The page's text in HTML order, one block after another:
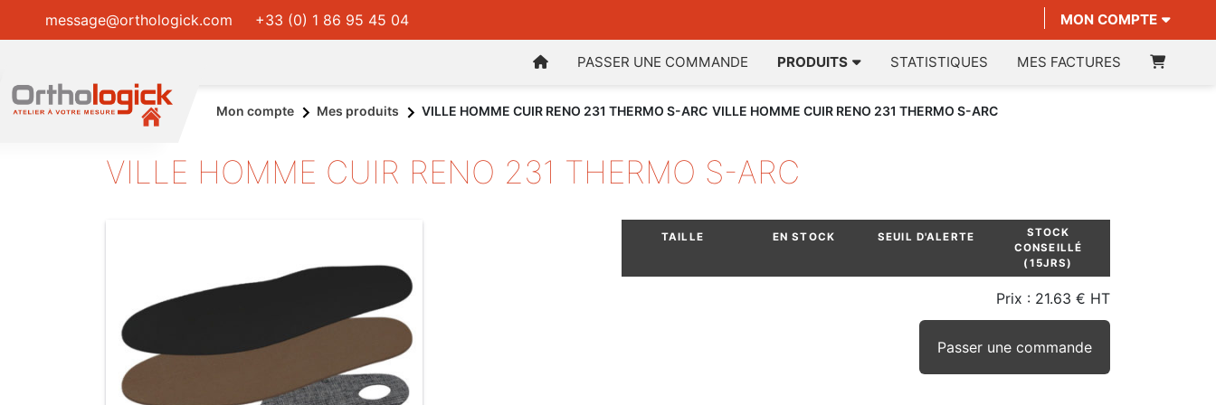
message@orthologick.com +33 (0) 1 86 95 45 04 MON COMPTE
PASSER UNE COMMANDE PRODUITS STATISTIQUES MES FACTURES
Mon compte Mes produits VILLE HOMME CUIR RENO 231 THERMO S-ARC VILLE HOMME CUIR RENO 231 THERMO S-ARC
VILLE HOMME CUIR RENO 231 THERMO S-ARC
TAILLE EN STOCK SEUIL D'ALERTE
STOCK
CONSEILLÉ
(15JRS)
Prix : 21.63 € HT
Passer une commande